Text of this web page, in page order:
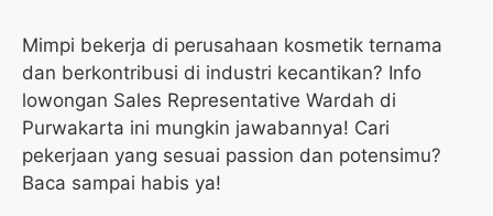
Mimpi bekerja di perusahaan kosmetik ternama
dan berkontribusi di industri kecantikan? Info
lowongan Sales Representative Wardah di
Purwakarta ini mungkin jawabannya! Cari
pekerjaan yang sesuai passion dan potensimu?
Baca sampai habis ya!